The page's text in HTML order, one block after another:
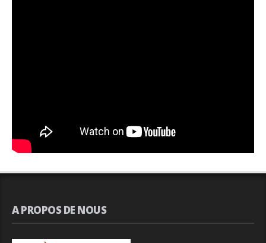
A PROPOS DE NOUS